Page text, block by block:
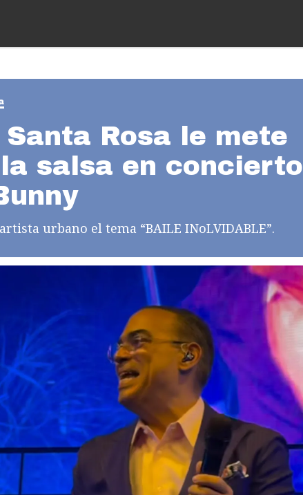
Rosa le mete
salsa en concierto
urbano el tema “BAILE INoLVIDABLE”.